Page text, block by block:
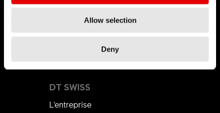
Allow selection
Deny
DT SWISS
L'entreprise